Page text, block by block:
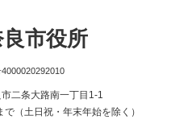
市役所
二条大路南一丁目1-1
（土日祝・年末年始を除く）